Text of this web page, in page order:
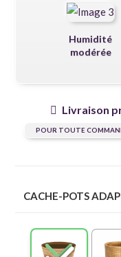
Humidité
modérée
Livraison
POUR TOUTE
CACHE-POTS